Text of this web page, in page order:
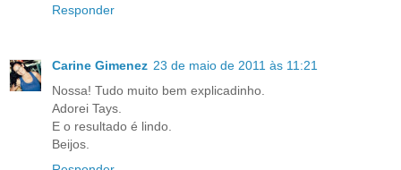
Responder
Carine Gimenez 23 de maio de 2011 às 11:21
Nossa! Tudo muito bem explicadinho.
Adorei Tays.
E o resultado é lindo.
Beijos.